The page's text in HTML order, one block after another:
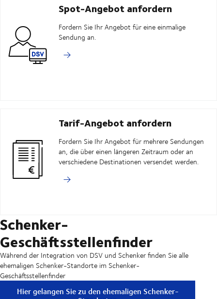
Spot-Angebot anfordern
Fordern Sie Ihr Angebot für eine einmalige
Sendung an.
Tarif-Angebot anfordern
Fordern Sie Ihr Angebot für mehrere Sendungen
an, die über einen längeren Zeitraum oder an
verschiedene Destinationen versendet werden.
Schenker-
Geschäftsstellenfinder
Während der Integration von DSV und Schenker finden Sie alle
ehemaligen Schenker-Standorte im Schenker-
Geschäftsstellenfinder
Hier gelangen Sie zu den ehemaligen Schenker-